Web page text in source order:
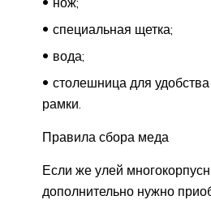
специальная щетка;
вода;
столешница для
рамки.
Правила сбора меда
Если же улей
дополнительно нужно